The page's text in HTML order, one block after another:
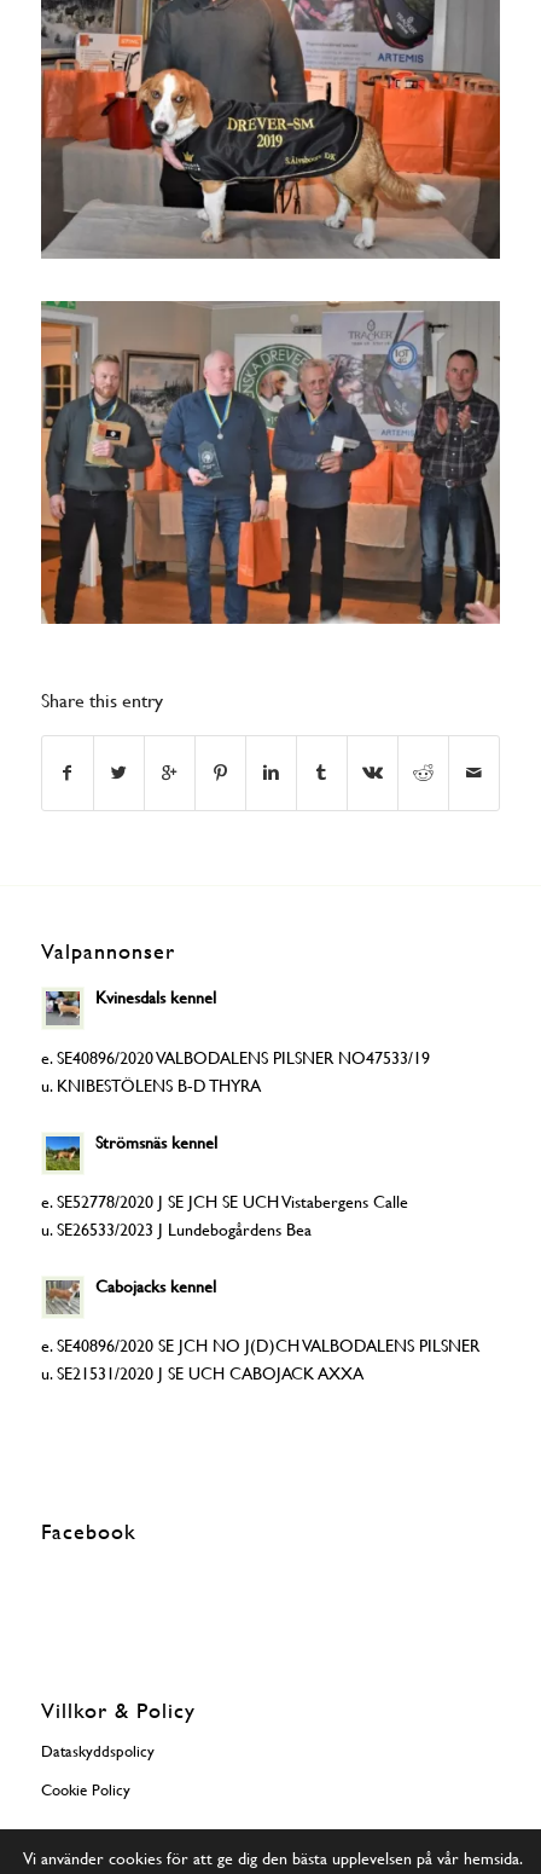
Share this entry
Valpannonser
Kvinesdals kennel
e. SE40896/2020 VALBODALENS PILSNER NO47533/19
u. KNIBESTÖLENS B-D THYRA
Strömsnäs kennel
e. SE52778/2020 J SE JCH SE UCH Vistabergens Calle
u. SE26533/2023 J Lundebogårdens Bea
Cabojacks kennel
e. SE40896/2020 SE JCH NO J(D)CH VALBODALENS PILSNER
u. SE21531/2020 J SE UCH CABOJACK AXXA
Facebook
Villkor & Policy
Dataskyddspolicy
Cookie Policy
Vi använder cookies för att ge dig den bästa upplevelsen på vår hemsida.